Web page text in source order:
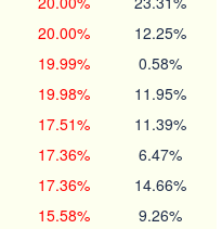
20.00% 12.25%
19.99% 0.58%
19.98% 11.95%
17.51% 11.39%
17.36% 6.47%
17.36% 14.66%
15.58% 9.26%